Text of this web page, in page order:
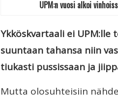
UPM:n vuosi alkoi
Ykköskvartaali ei
suuntaan tahansa niin
tiukasti pussissaan ja
Mutta olosuhteisiin